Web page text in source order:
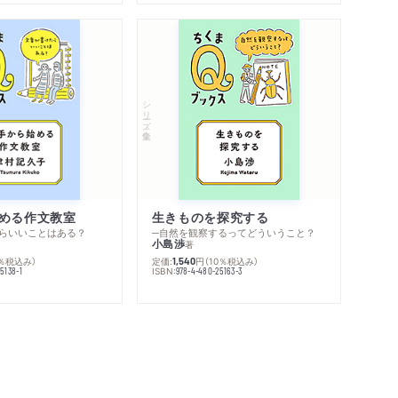
る作文教室
いいことはある？
税込み）
1
シリーズ・全集
生きものを探究する
─自然を観察するってどういうこと？
小島渉著
定価:1,540円 （10％税込み）
ISBN:978-4-480-25163-3